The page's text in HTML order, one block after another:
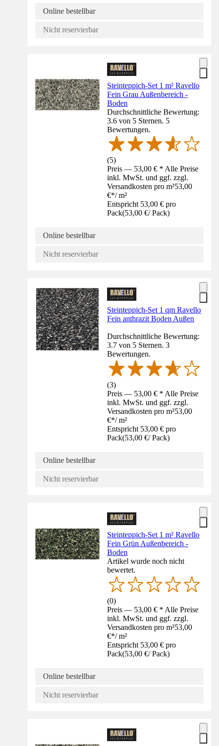
Online bestellbar
Nicht reservierbar
Steinteppich-Set 1 m² Ravello
Fein Grau Außenbereich -
Boden
Durchschnittliche Bewertung:
3.6 von 5 Sternen. 5
Bewertungen.
(5)
Preis — 53,00 € * Alle Preise
inkl. MwSt. und ggf. zzgl.
Versandkosten pro m²53,00
€*/ m²
Entspricht 53,00 € pro
Pack(53,00 €/ Pack)
Online bestellbar
Nicht reservierbar
Steinteppich-Set 1 qm Ravello
Fein anthrazit Boden Außen
Durchschnittliche Bewertung:
3.7 von 5 Sternen. 3
Bewertungen.
(3)
Preis — 53,00 € * Alle Preise
inkl. MwSt. und ggf. zzgl.
Versandkosten pro m²53,00
€*/ m²
Entspricht 53,00 € pro
Pack(53,00 €/ Pack)
Online bestellbar
Nicht reservierbar
Steinteppich-Set 1 m² Ravello
Fein Grün Außenbereich -
Boden
Artikel wurde noch nicht
bewertet.
(0)
Preis — 53,00 € * Alle Preise
inkl. MwSt. und ggf. zzgl.
Versandkosten pro m²53,00
€*/ m²
Entspricht 53,00 € pro
Pack(53,00 €/ Pack)
Online bestellbar
Nicht reservierbar